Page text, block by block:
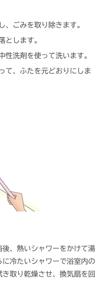
、ごみを取り除きます。
とします。
性洗剤を使って洗います。
て、ふたを元どおりにしま
、熱いシャワーをかけて湯
冷たいシャワーで浴室内の
取り乾燥させ、換気扇を回